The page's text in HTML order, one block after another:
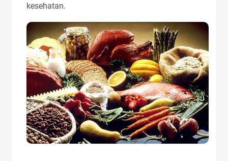
kesehatan.